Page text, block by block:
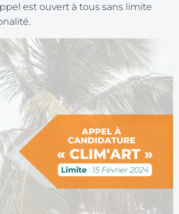
est ouvert à tous sans limite